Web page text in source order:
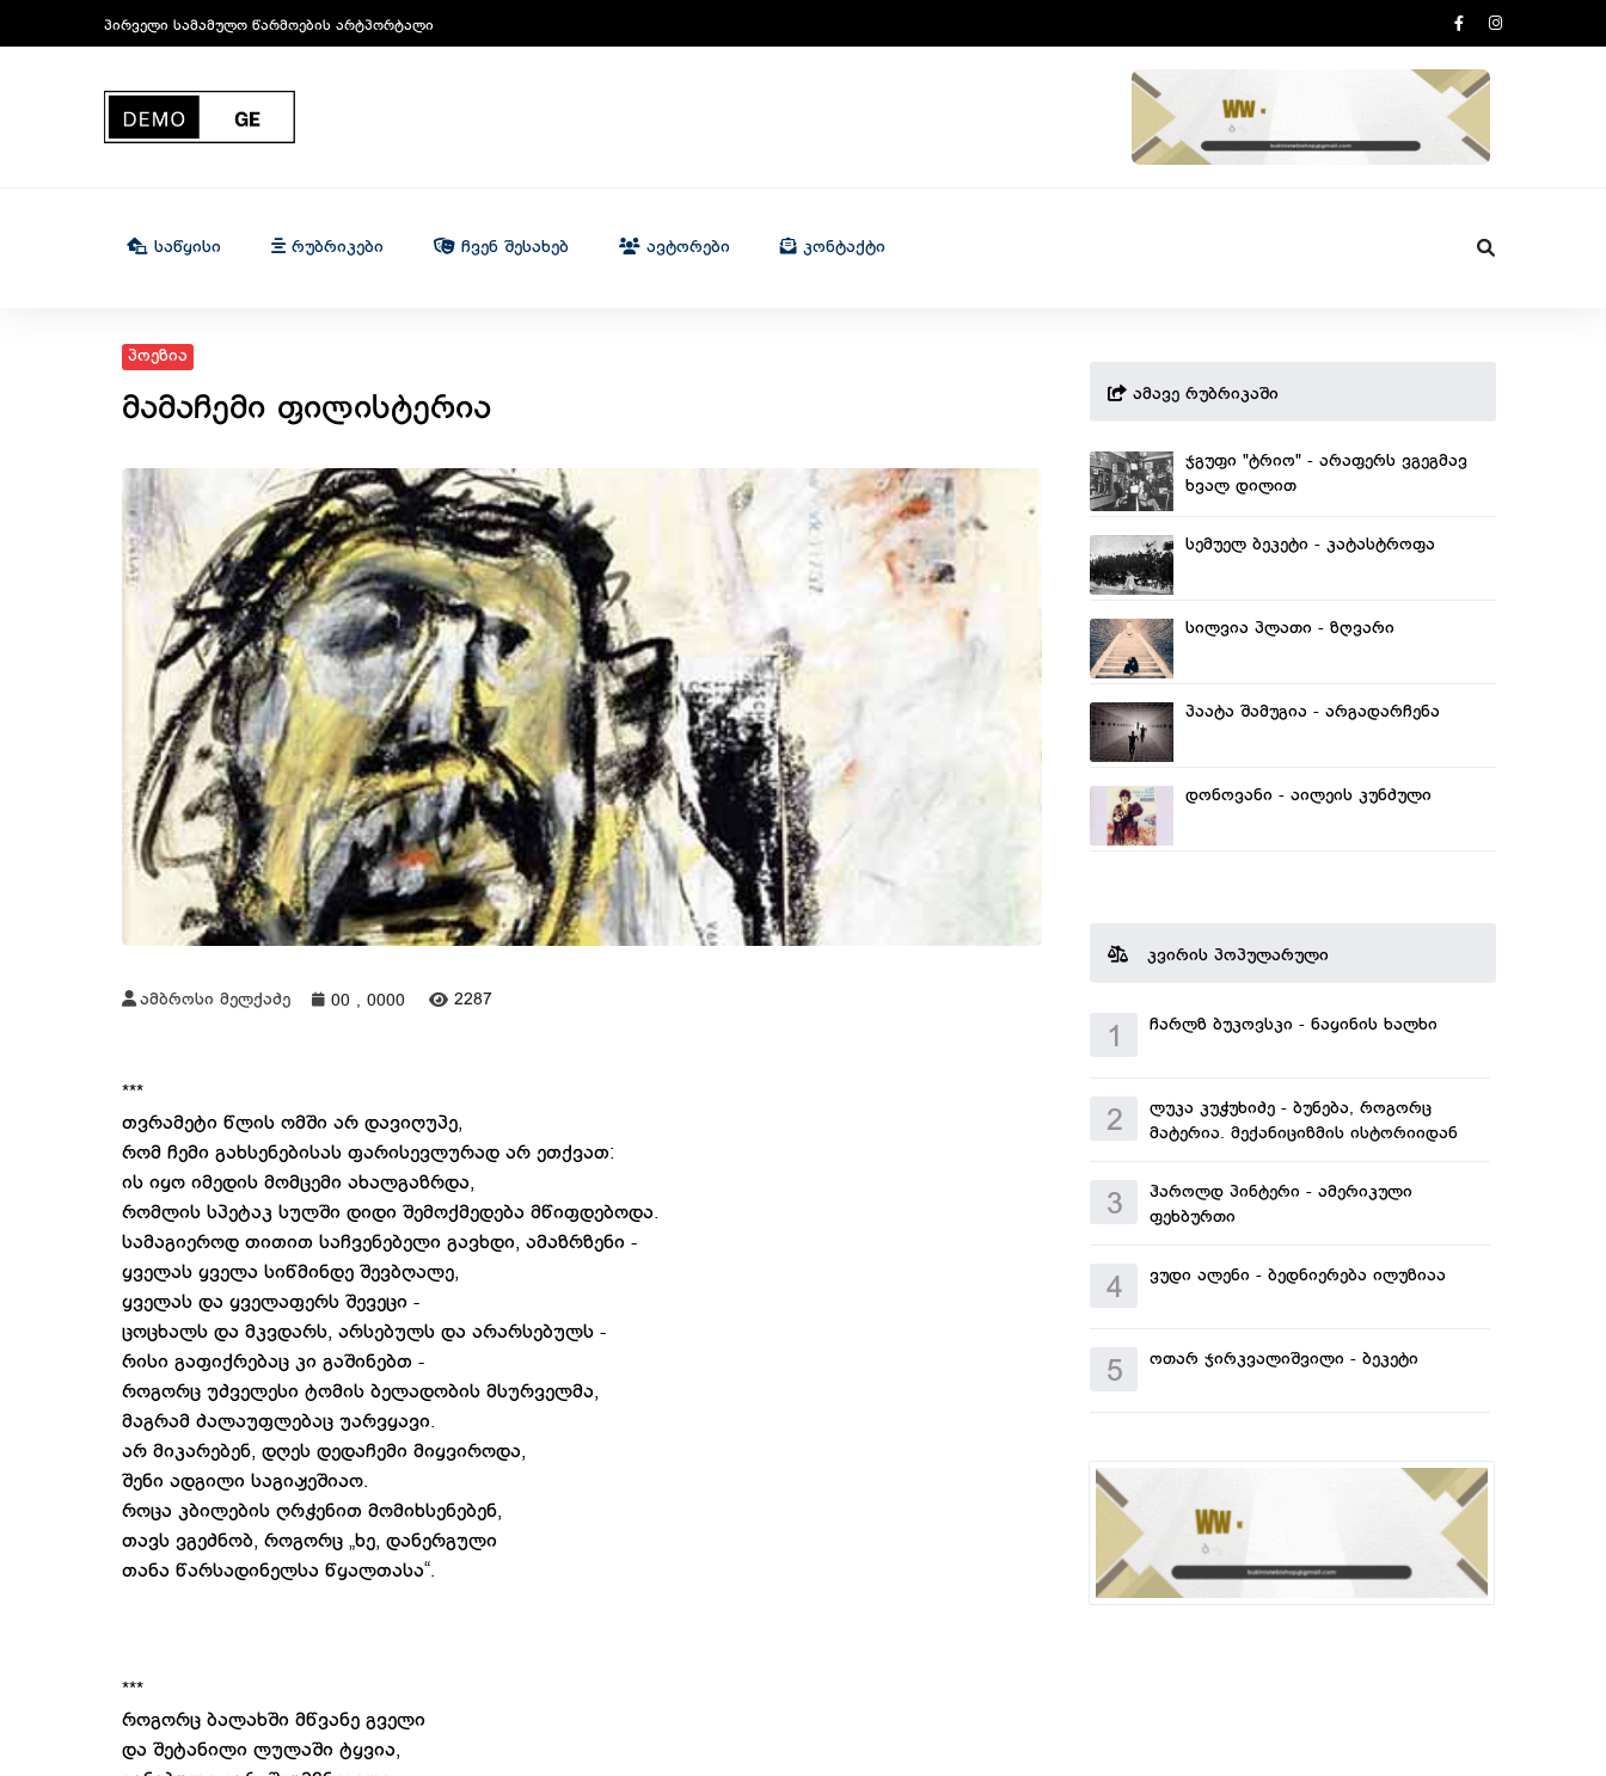
პირველი სამამულო წარმოების არტპორტალი
Საწყისი Რუბრიკები Ჩვენ Შესახებ Ავტორები Კონტაქტი
პოეზია
მამაჩემი ფილისტერია
ამბროსი მელქაძე 00 , 0000 2287
***
თვრამეტი წლის ომში არ დავიღუპე,
რომ ჩემი გახსენებისას ფარისევლურად არ ეთქვათ:
ის იყო იმედის მომცემი ახალგაზრდა,
რომლის სპეტაკ სულში დიდი შემოქმედება მწიფდებოდა.
სამაგიეროდ თითით საჩვენებელი გავხდი, ამაზრზენი -
ყველას ყველა სიწმინდე შევბღალე,
ყველას და ყველაფერს შევეცი -
ცოცხალს და მკვდარს, არსებულს და არარსებულს -
რისი გაფიქრებაც კი გაშინებთ -
როგორც უძველესი ტომის ბელადობის მსურველმა,
მაგრამ ძალაუფლებაც უარვყავი.
არ მიკარებენ, დღეს დედაჩემი მიყვიროდა,
შენი ადგილი საგიჟეშიაო.
როცა კბილების ღრჭენით მომიხსენებენ,
თავს ვგეძნობ, როგორც „ხე, დანერგული
თანა წარსადინელსა წყალთასა“.
***
როგორც ბალახში მწვანე გველი
და შეტანილი ლულაში ტყვია,
ამავე რუბრიკაში
ჯგუფი "ტრიო" - არაფერს ვგეგმავ
ხვალ დილით
სემუელ ბეკეტი - კატასტროფა
სილვია პლათი - ზღვარი
პაატა შამუგია - არგადარჩენა
დონოვანი - აილეის კუნძული
კვირის პოპულარული
1 ჩარლზ ბუკოვსკი - ნაყინის ხალხი
2
ლუკა კუჭუხიძე - ბუნება, როგორც
მატერია. მექანიციზმის ისტორიიდან
3
ჰაროლდ პინტერი - ამერიკული
ფეხბურთი
4 ვუდი ალენი - ბედნიერება ილუზიაა
5 ოთარ ჯირკვალიშვილი - ბეკეტი